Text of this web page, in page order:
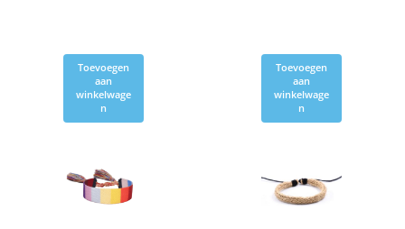
Toevoegen
aan
winkelwage
n
Toevoegen
aan
winkelwage
n